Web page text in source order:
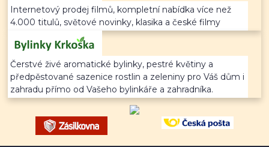
Internetový prodej filmů, kompletní nabídka více než
4.000 titulů, světové novinky, klasika a české filmy
Čerstvé živé aromatické bylinky, pestré květiny a
předpěstované sazenice rostlin a zeleniny pro Váš dům i
zahradu přímo od Vašeho bylinkáře a zahradníka.